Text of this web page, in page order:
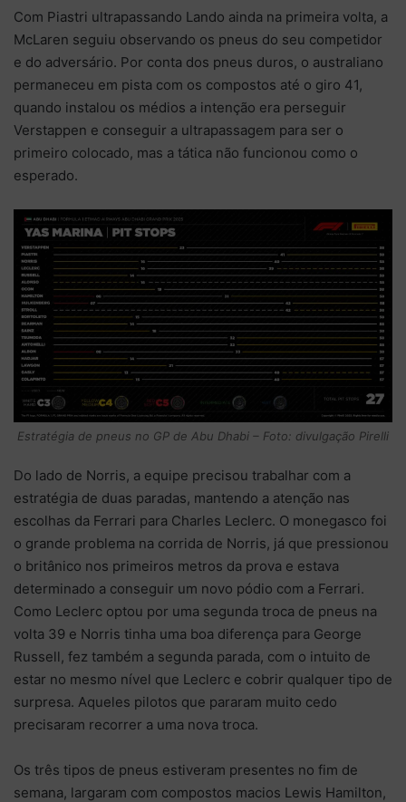
Com Piastri ultrapassando Lando ainda na primeira volta, a
McLaren seguiu observando os pneus do seu competidor
e do adversário. Por conta dos pneus duros, o australiano
permaneceu em pista com os compostos até o giro 41,
quando instalou os médios a intenção era perseguir
Verstappen e conseguir a ultrapassagem para ser o
primeiro colocado, mas a tática não funcionou como o
esperado.
Estratégia de pneus no GP de Abu Dhabi – Foto: divulgação Pirelli
Do lado de Norris, a equipe precisou trabalhar com a
estratégia de duas paradas, mantendo a atenção nas
escolhas da Ferrari para Charles Leclerc. O monegasco foi
o grande problema na corrida de Norris, já que pressionou
o britânico nos primeiros metros da prova e estava
determinado a conseguir um novo pódio com a Ferrari.
Como Leclerc optou por uma segunda troca de pneus na
volta 39 e Norris tinha uma boa diferença para George
Russell, fez também a segunda parada, com o intuito de
estar no mesmo nível que Leclerc e cobrir qualquer tipo de
surpresa. Aqueles pilotos que pararam muito cedo
precisaram recorrer a uma nova troca.
Os três tipos de pneus estiveram presentes no fim de
semana, largaram com compostos macios Lewis Hamilton,